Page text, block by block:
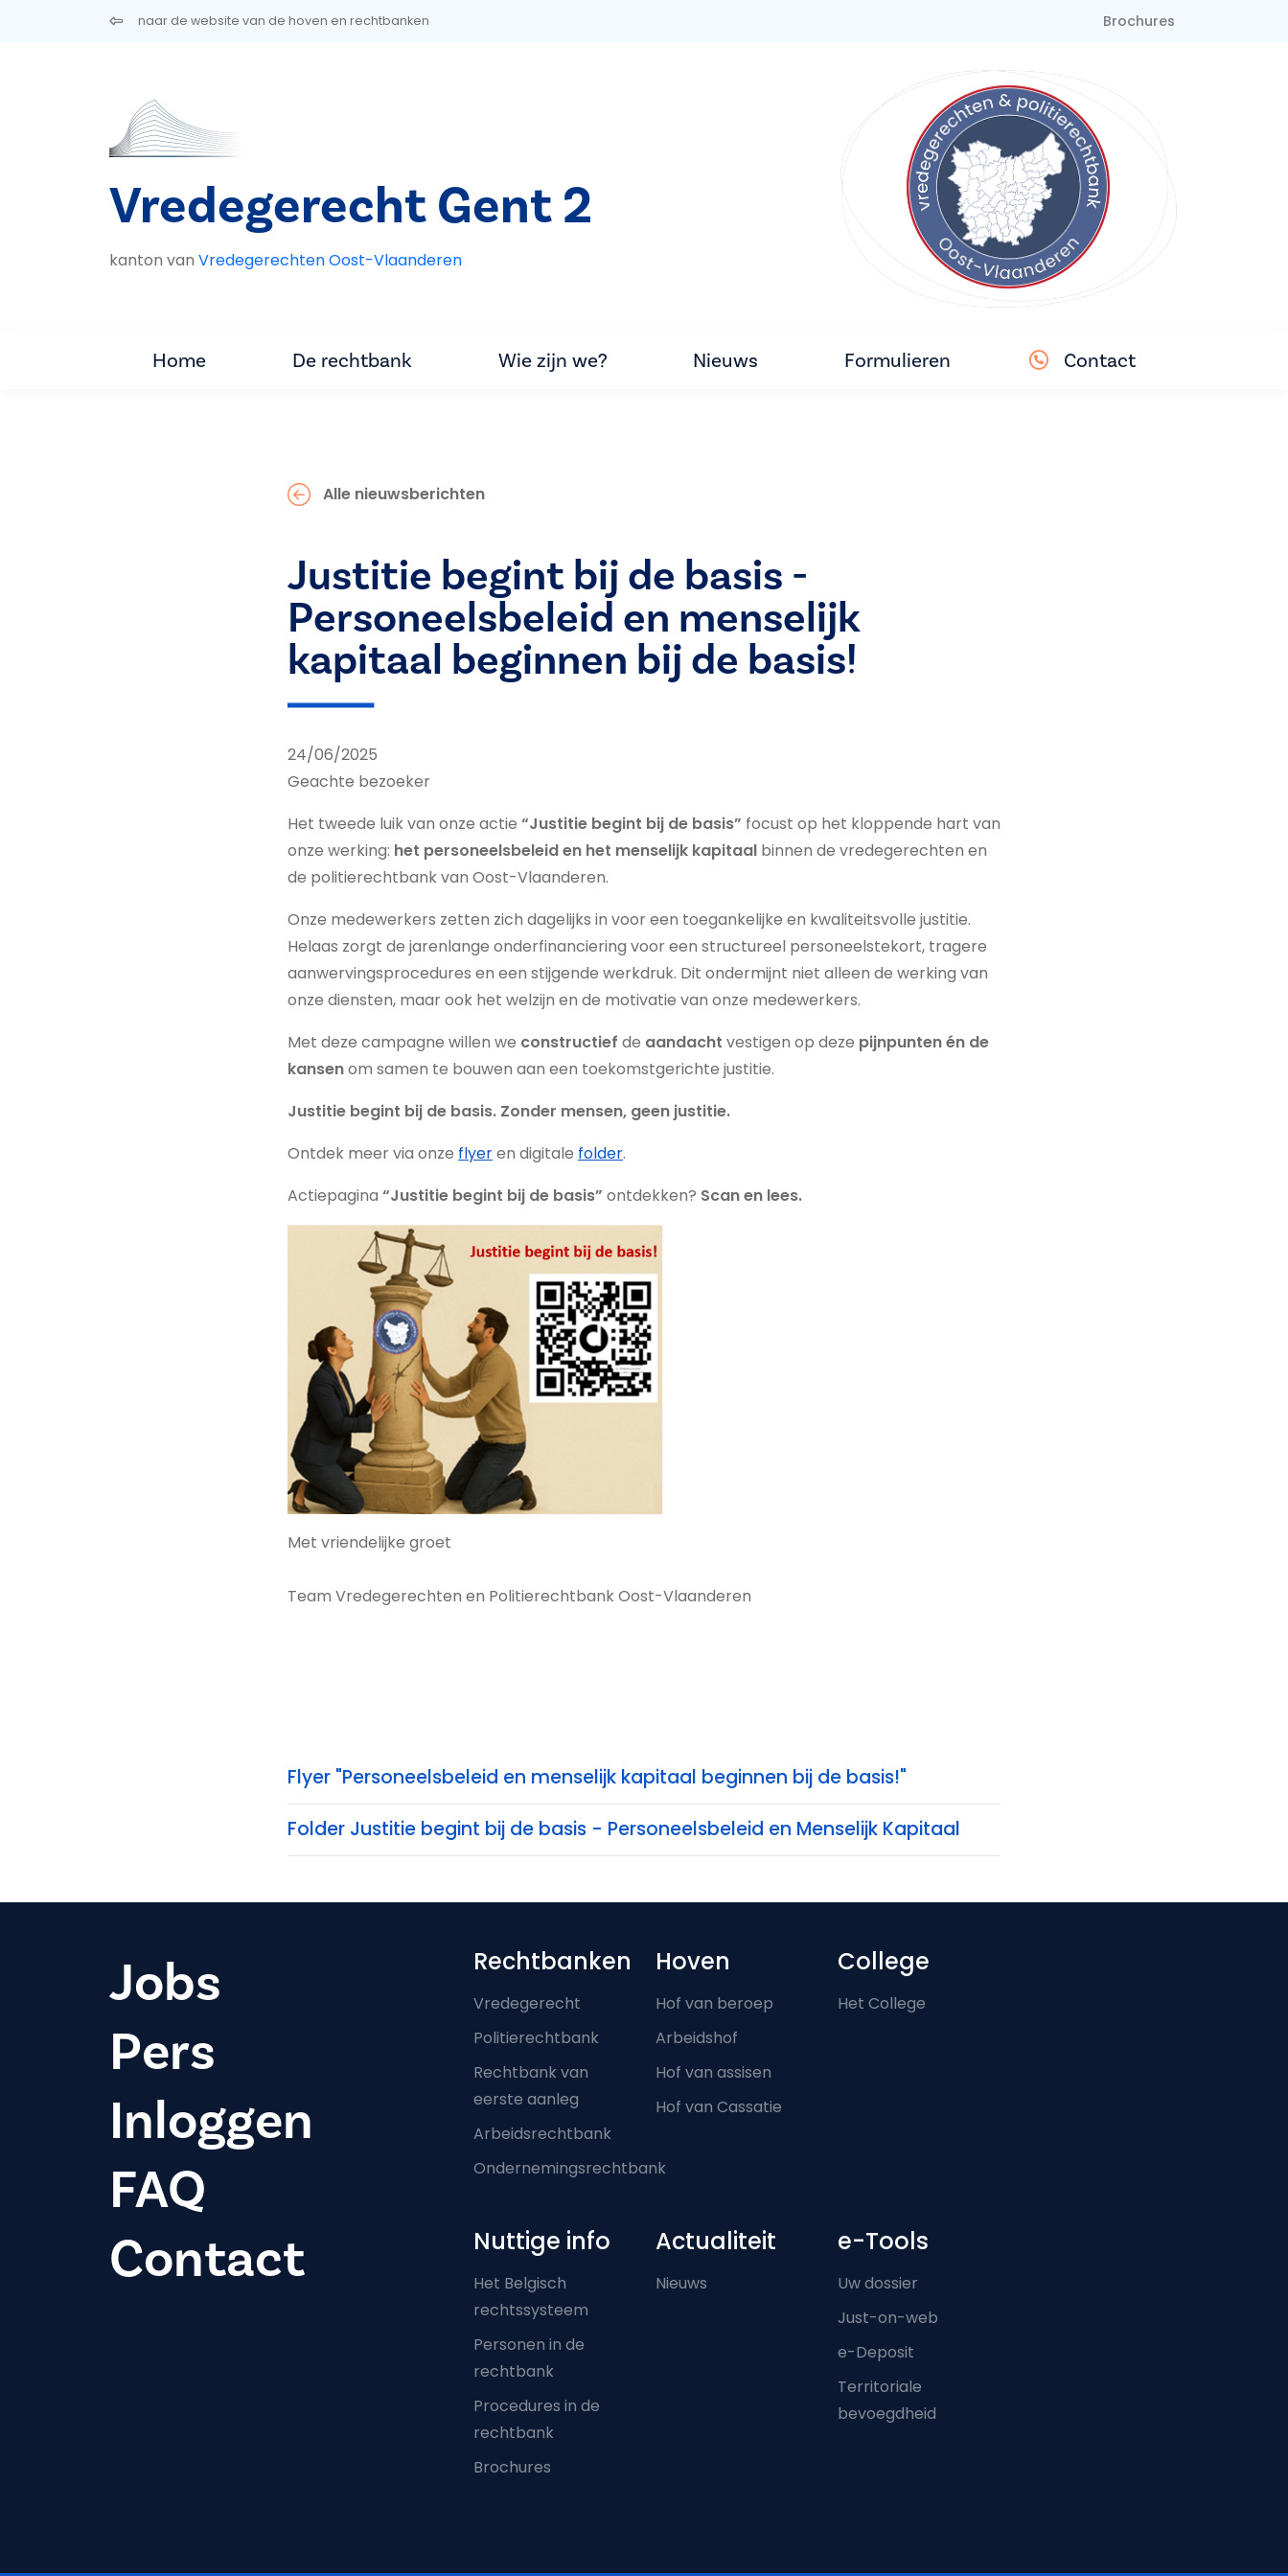
Overslaan en naar de inhoud gaannaar de website van de hoven en rechtbanken Brochures
Vredegerecht Gent 2
kanton van Vredegerechten Oost-Vlaanderen
Home De rechtbank Wie zijn we? Nieuws Formulieren Contact
Alle nieuwsberichten
Justitie begint bij de basis -
Personeelsbeleid en menselijk
kapitaal beginnen bij de basis!
24/06/2025
Geachte bezoeker
Het tweede luik van onze actie “Justitie begint bij de basis” focust op het kloppende hart van
onze werking: het personeelsbeleid en het menselijk kapitaal binnen de vredegerechten en
de politierechtbank van Oost-Vlaanderen.
Onze medewerkers zetten zich dagelijks in voor een toegankelijke en kwaliteitsvolle justitie.
Helaas zorgt de jarenlange onderfinanciering voor een structureel personeelstekort, tragere
aanwervingsprocedures en een stijgende werkdruk. Dit ondermijnt niet alleen de werking van
onze diensten, maar ook het welzijn en de motivatie van onze medewerkers.
Met deze campagne willen we constructief de aandacht vestigen op deze pijnpunten én de
kansenom samen te bouwen aan een toekomstgerichte justitie.
Justitie begint bij de basis. Zonder mensen, geen justitie.
Ontdek meer via onze flyeren digitale folder.
Actiepagina “Justitie begint bij de basis” ontdekken? Scan en lees.
Met vriendelijke groet
Team Vredegerechten en Politierechtbank Oost-Vlaanderen
Flyer "Personeelsbeleid en menselijk kapitaal beginnen bij de basis!"
Folder Justitie begint bij de basis - Personeelsbeleid en Menselijk Kapitaal
Jobs
Pers
Inloggen
FAQ
Contact
Footer-menu
Rechtbanken
Vredegerecht
Politierechtbank
Rechtbank van
eerste aanleg
Arbeidsrechtbank
Ondernemingsrechtbank
Hoven
Hof van beroep
Arbeidshof
Hof van assisen
Hof van Cassatie
College
Het College
Nuttige info
Het Belgisch
rechtssysteem
Personen in de
rechtbank
Procedures in de
rechtbank
Brochures
Actualiteit
Nieuws
e-Tools
Uw dossier
Just-on-web
e-Deposit
Territoriale
bevoegdheid